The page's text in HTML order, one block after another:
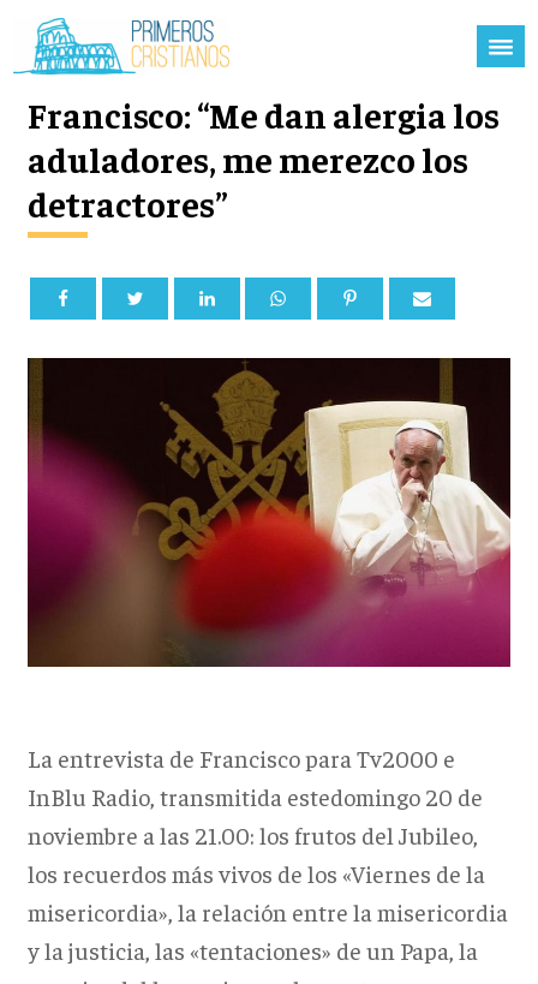
Francisco: “Me dan alergia los
aduladores, me merezco los
detractores”
La entrevista de Francisco para Tv2000 e
InBlu Radio, transmitida estedomingo 20 de
noviembre a las 21.00: los frutos del Jubileo,
los recuerdos más vivos de los «Viernes de la
misericordia», la relación entre la misericordia
y la justicia, las «tentaciones» de un Papa, la